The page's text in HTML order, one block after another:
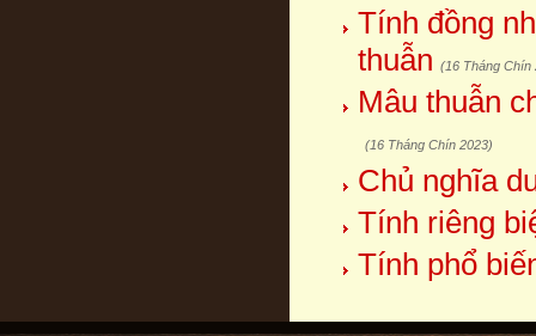
Tính đồng
thuẫn (16 Tháng Chín
Mâu thuẫn
(16 Tháng Chín 2023)
Chủ nghĩa
Tính riêng
Tính phổ